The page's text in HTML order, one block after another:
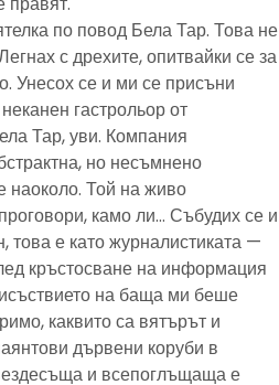
по повод Бела Тар. Това не
с дрехите, опитвайки се за
Унесох се и ми се присъни
гастрольор от
Тар, уви. Компания
но несъмнено
Той на живо
камо ли… Събудих се и
това е като журналистиката —
кръстосване на информация
на баща ми беше
каквито са вятърът и
дървени коруби в
и всепоглъщаща е